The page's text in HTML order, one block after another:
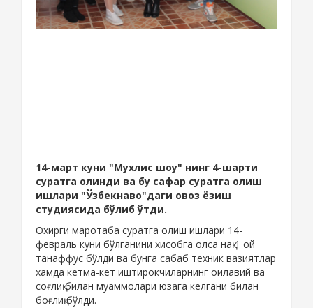
14-март куни "Мухлис шоу" нинг 4-шарти
суратга олинди ва бу сафар суратга олиш
ишлари "Ўзбекнаво"даги овоз ёзиш
студиясида бўлиб ўтди.
Охирги маротаба суратга олиш ишлари 14-
февраль куни бўлганини хисобга олса нақ 1 ой
танаффус бўлди ва бунга сабаб техник вазиятлар
хамда кетма-кет иштирокчиларнинг оилавий ва
соғлиқ билан муаммолари юзага келгани билан
боғлиқ бўлди.